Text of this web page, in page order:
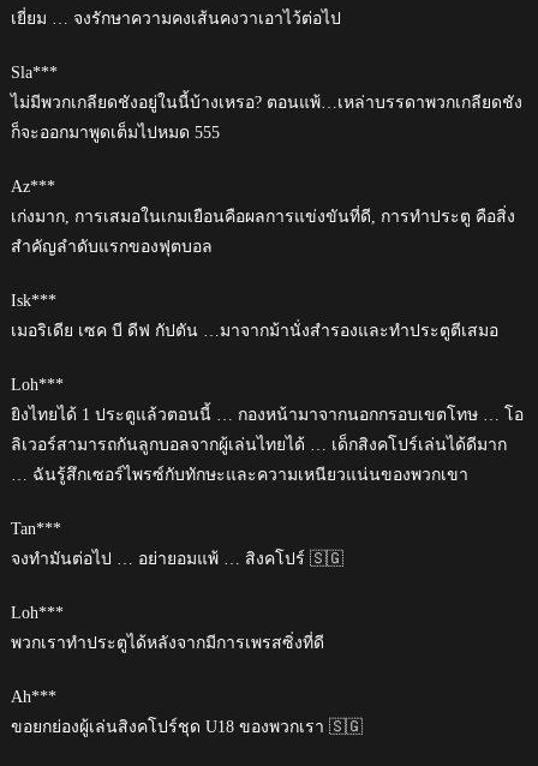
เยี่ยม … จงรักษาความคงเส้นคงวาเอาไว้ต่อไป
Sla***
ไม่มีพวกเกลียดชังอยู่ในนี้บ้างเหรอ? ตอนแพ้…เหล่าบรรดาพวกเกลียดชัง
ก็จะออกมาพูดเต็มไปหมด 555
Az***
เก่งมาก, การเสมอในเกมเยือนคือผลการแข่งขันที่ดี, การทำประตู คือสิ่ง
สำคัญลำดับแรกของฟุตบอล
Isk***
เมอริเดีย เซค บี ดีฟ กัปตัน …มาจากม้านั่งสำรองและทำประตูตีเสมอ
Loh***
ยิงไทยได้ 1 ประตูแล้วตอนนี้ … กองหน้ามาจากนอกกรอบเขตโทษ … โอ
ลิเวอร์สามารถกันลูกบอลจากผู้เล่นไทยได้ … เด็กสิงคโปร์เล่นได้ดีมาก
… ฉันรู้สึกเซอร์ไพรซ์กับทักษะและความเหนียวแน่นของพวกเขา
Tan***
จงทำมันต่อไป … อย่ายอมแพ้ … สิงคโปร์ 🇸🇬
Loh***
พวกเราทำประตูได้หลังจากมีการเพรสซิ่งที่ดี
Ah***
ขอยกย่องผู้เล่นสิงคโปร์ชุด U18 ของพวกเรา 🇸🇬